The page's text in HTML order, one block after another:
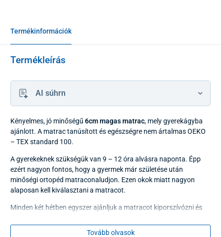
Termékinformációk
Termékleírás
AI súhrn
Kényelmes, jó minőségű 6cm magas matrac, mely gyerekágyba
ajánlott. A matrac tanúsított és egészségre nem ártalmas OEKO
– TEX standard 100.
A gyerekeknek szükségük van 9 – 12 óra alvásra naponta. Épp
ezért nagyon fontos, hogy a gyermek már születése után
minőségi ortopéd matraconaludjon. Ezen okok miatt nagyon
alaposan kell kiválasztani a matracot.
Minden két hétben egyszer ajánljuk a matracot kiporszívózni és
vízhatlan matrachuzat használata.
Tovább olvasok